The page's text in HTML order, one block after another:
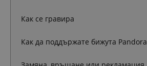
Как се гравира
Как да поддържате бижута Pandora